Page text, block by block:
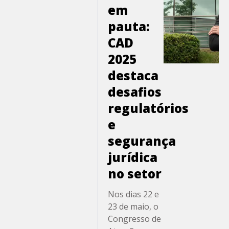
como uma
solução
estratégica de
alto impacto.
Para
operadoras,
hospitais e
gestores, este
modelo
assistencial
oferece uma
resposta
concreta aos
desafios de
crescentes e à
necessidade
de melhores
em
pauta:
CAD
2025
destaca
desafios
regulatórios
e
segurança
jurídica
no setor
Nos dias 22 e
23 de maio, o
Congresso de